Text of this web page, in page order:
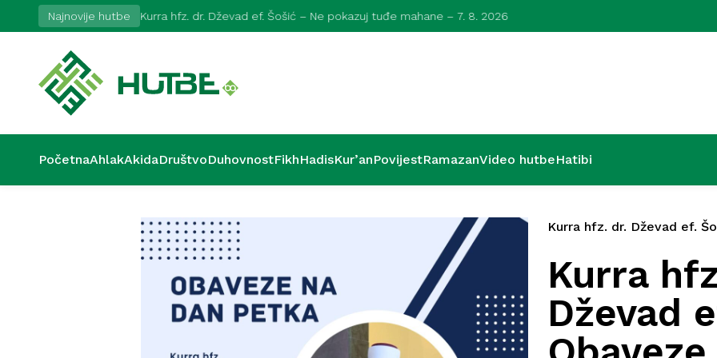
Najnovije hutbe Kurra hfz. dr. Dževad ef. Šošić – Ne pokazuj tuđe mahane – 7. 8. 2026 Kurra hfz.
PočetnaAhlakAkidaDruštvoDuhovnostFikhHadisKur’anPovijestRamazanVideo hutbeHatibi
Kurra hfz. dr. Dževad ef.
Kurra
Dževad